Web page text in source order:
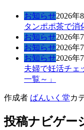
お知らせ2026年
タンポポ茶で消
お知らせ2026年
お知らせ2026年
お知らせ2026年
夫婦で妊活チェ
一覧～」
作成者 ばんいく堂カ
投稿ナビゲー